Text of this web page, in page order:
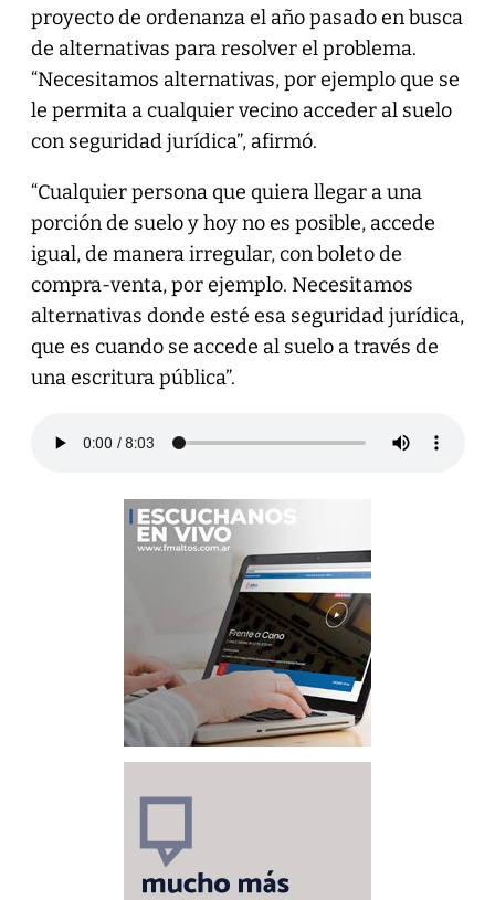
proyecto de ordenanza el año pasado en busca
de alternativas para resolver el problema.
“Necesitamos alternativas, por ejemplo que se
le permita a cualquier vecino acceder al suelo
con seguridad jurídica”, afirmó.
“Cualquier persona que quiera llegar a una
porción de suelo y hoy no es posible, accede
igual, de manera irregular, con boleto de
compra-venta, por ejemplo. Necesitamos
alternativas donde esté esa seguridad jurídica,
que es cuando se accede al suelo a través de
una escritura pública”.